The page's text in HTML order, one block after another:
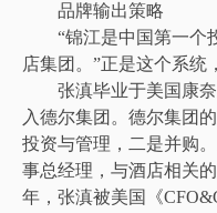
品牌输出策略
“锦江是中国第一个投
店集团。”正是这个系统
张滇毕业于美国康奈
入德尔集团。德尔集团
投资与管理，二是并购
事总经理，与酒店相关
年，张滇被美国《